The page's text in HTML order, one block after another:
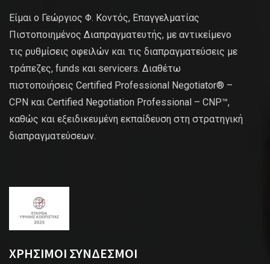
Είμαι ο Γεώργιος Φ. Κοντός, Επαγγελματίας
Πιστοποιημένος Διαπραγματευτής, με αντικείμενο
τις ρυθμίσεις οφειλών και τις διαπραγματεύσεις με
τράπεζες, funds και servicers. Διαθέτω
πιστοποιήσεις Certified Professional Negotiator® –
CPN και Certified Negotiation Professional – CNP™,
καθώς και εξειδικευμένη εκπαίδευση στη στρατηγική
διαπραγματεύσεων.
ΧΡΗΣΙΜΟΙ ΣΥΝΔΕΣΜΟΙ